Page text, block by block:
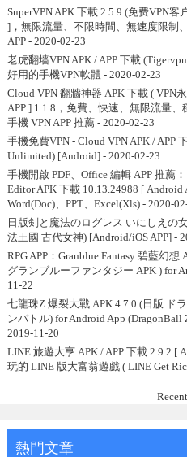
SuperVPN APK 下載 2.5.9 (免费VPN客
]，無限流量、不限時間、無速度限制
APP- 2020-02-23
老虎翻墙VPN APK / APP 下載
好用的手機VPN軟體 - 2020-02-23
Cloud VPN 翻牆神器 APK 下載 ( VPN
APP ] 1.1.8，免費、快速、無限流量、
手機 VPN APP 推薦- 2020-02-23
手機免費VPN - Cloud VPN APK / APP
Unlimited) [Android]- 2020-02-23
手機開啟 PDF、Office 編輯 APP 推薦
Editor APK 下載 10.13.24988 [ Android
Word(Doc)、PPT、Excel(Xls)- 2020-
日版剣と魔法のログレス いにしえの
法王國 古代女神) [Android/iOS APP]-
RPG APP：Granblue Fantasy 碧藍幻想
グランブルーファンタジー APK ) for
11-22
七龍珠Z 爆裂大戰 APK 4.7.0 (日版 ド
ンバトル) for Android App (DragonBall
2019-11-20
LINE 旅遊大亨 APK / APP 下載 2.9.2 [
玩的 LINE 版大富翁遊戲 ( LINE Get
熱門文章